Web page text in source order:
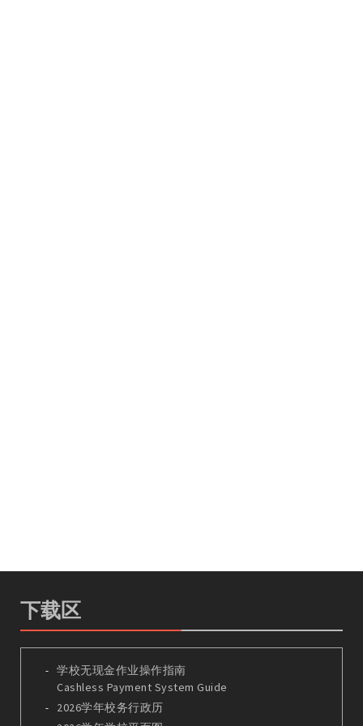
下载区
学校无现金作业操作指南
Cashless Payment System Guide
2026学年校务行政历